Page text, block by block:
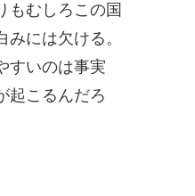
もむしろこの国
には欠ける。
すいのは事実
起こるんだろ